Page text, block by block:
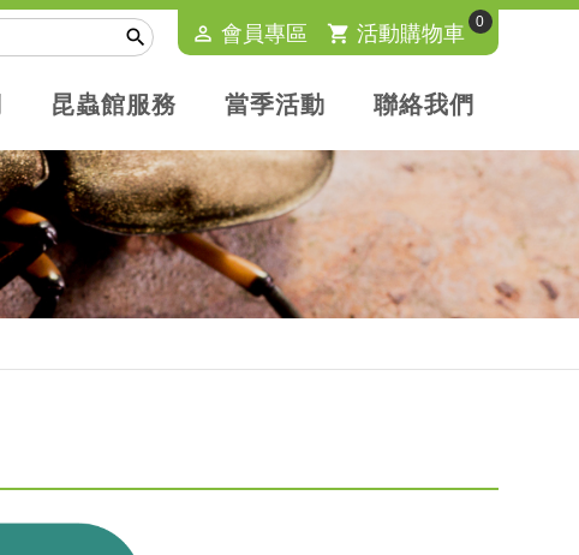
 perm_identity 會員專區 shopping_cart 活動購物車 0
昆蟲館服務 當季活動 聯絡我們